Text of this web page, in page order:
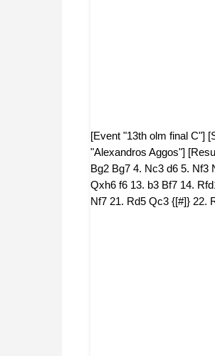
[Event "13th olm final C"]
"Alexandros Aggos"]
Bg2 Bg7 4. Nc3 d6 5. Nf3
Qxh6 f6 13. b3 Bf7 14.
Nf7 21. Rd5 Qc3 {[#]} 22.